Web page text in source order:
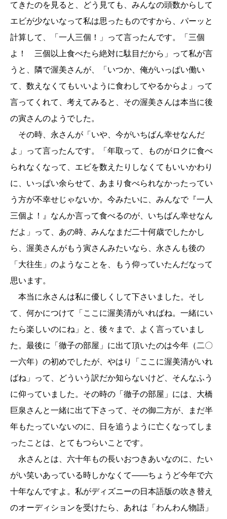
てきたのを見ると、どう見ても、みんなの頭数からして
エビが少ないなって私は思ったものですから、パーッと
計算して、「一人三個！」って言ったんです。「三個
よ！ 三個以上食べたら絶対に駄目だから」って私が言
うと、隣で渥美さんが、「いつか、俺がいっぱい働い
て、数えなくてもいいように食わしてやるからよ」って
言ってくれて、考えてみると、その渥美さんは本当に後
の寅さんのようでした。
その時、永さんが「いや、今がいちばん幸せなんだ
よ」って言ったんです。「年取って、ものがロクに食べ
られなくなって、エビを数えたりしなくてもいいかわり
に、いっぱい余らせて、あまり食べられなかったってい
う方が不幸せじゃないか。今みたいに、みんなで『一人
三個よ！』なんか言って食べるのが、いちばん幸せなん
だよ」って、あの時、みんなまだ二十何歳でしたかし
ら、渥美さんがもう寅さんみたいなら、永さんも後の
「大往生」のようなことを、もう仰っていたんだなって
思います。
本当に永さんは私に優しくして下さいました。そし
て、何かにつけて「ここに渥美清がいればね。一緒にい
たら楽しいのにね」と、後々まで、よく言っていまし
た。最後に「徹子の部屋」に出て頂いたのは今年（二〇
一六年）の初めでしたが、やはり「ここに渥美清がいれ
ばね」って、どういう訳だか知らないけど、そんなふう
に仰っていました。その時の「徹子の部屋」には、大橋
巨泉さんと一緒に出て下さって、その御二方が、まだ半
年もたっていないのに、日を追うように亡くなってしま
ったことは、とてもつらいことです。
永さんとは、六十年もの長いおつきあいなのに、たい
がい笑いあっている時しかなくて――ちょうど今年で六
十年なんですよ。私がディズニーの日本語版の吹き替え
のオーディションを受けたら、あれは「わんわん物語」